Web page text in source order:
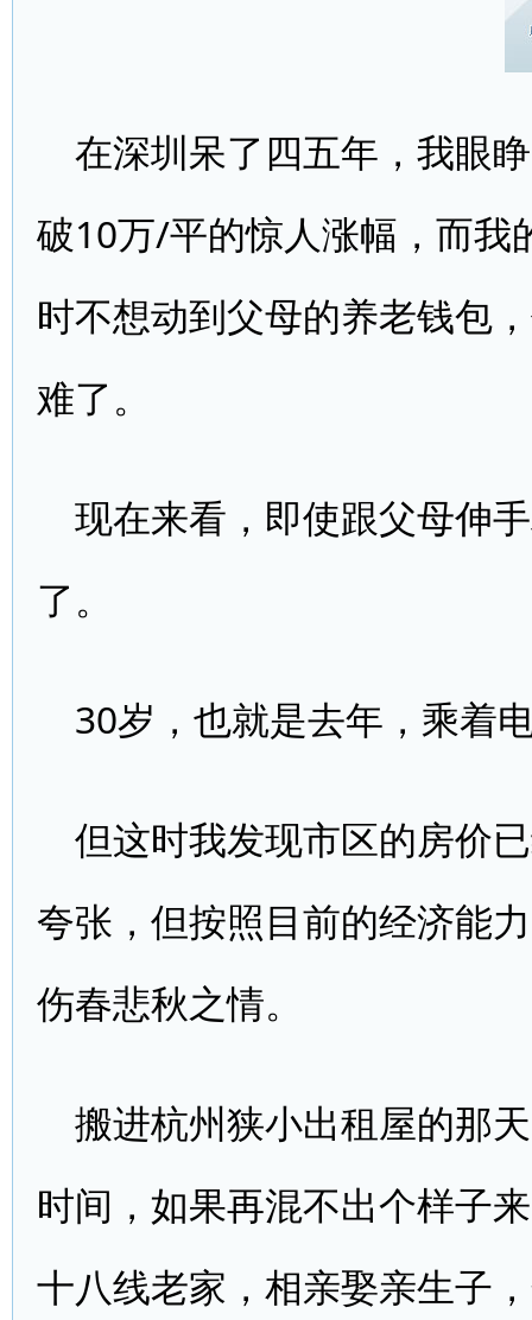
在深圳呆了四五年，我眼
破10万/平的惊人涨幅，而我
时不想动到父母的养老钱包
难了。
现在来看，即使跟父母伸
了。
30岁，也就是去年，乘着
但这时我发现市区的房价
夸张，但按照目前的经济能
伤春悲秋之情。
搬进杭州狭小出租屋的那
时间，如果再混不出个样子
十八线老家，相亲娶亲生子